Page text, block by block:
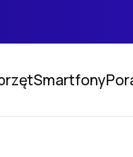
Smartfony